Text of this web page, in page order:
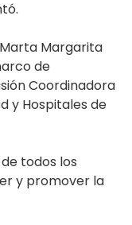
Margarita
de
Coordinadora
y Hospitales de
todos los
y promover la